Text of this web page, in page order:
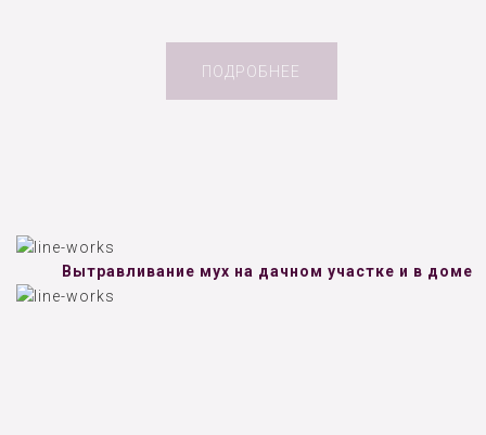
ПОДРОБНЕЕ
Вытравливание мух на дачном участке и в доме